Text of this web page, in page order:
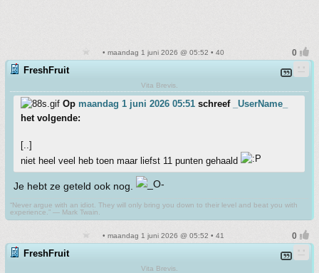
• maandag 1 juni 2026 @ 05:52 • 40
FreshFruit
Vita Brevis.
Op maandag 1 juni 2026 05:51 schreef
_UserName_
het volgende:
[..]
niet heel veel heb toen maar liefst 11 punten gehaald
Je hebt ze geteld ook nog.
“Never argue with an idiot. They will only bring you down to their level and beat you with
experience.” ― Mark Twain.
• maandag 1 juni 2026 @ 05:52 • 41
FreshFruit
Vita Brevis.